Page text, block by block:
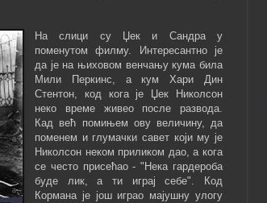
На слици су Џек и Сандра у
поменутом филму. Интересантно је
да је на њиховом венчању кума била
Мили Перкинс, а кум Хари Дин
Стентон, код кога је Џек Николсон
неко време живео после развода.
Кад већ помињем ову величину, да
поменем и глумачки савет који му је
Николсон неком приликом дао, а кога
се често присећао - "Нека гардероба
буде лик, а ти играј себе". Код
Кормана је још играо мајушну улогу